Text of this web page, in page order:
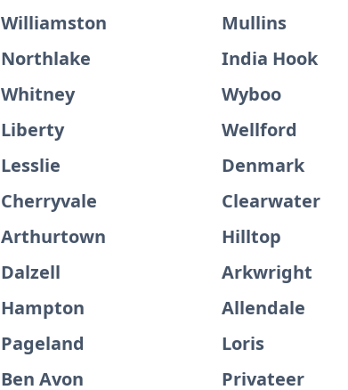
Williamston Mullins
Northlake India Hook
Whitney Wyboo
Liberty Wellford
Lesslie Denmark
Cherryvale Clearwater
Arthurtown Hilltop
Dalzell Arkwright
Hampton Allendale
Pageland Loris
Ben Avon Privateer